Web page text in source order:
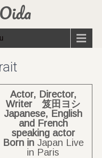
Actor, Director,
Writer 笈田ヨシ
Japanese, English
and French
speaking actor
Born inJapan Live
in Paris